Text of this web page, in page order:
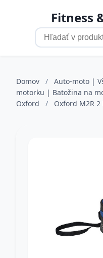
Fitness
Domov /
Auto-moto |
motorku | Batožina na
Oxford
/ Oxford M2R 2